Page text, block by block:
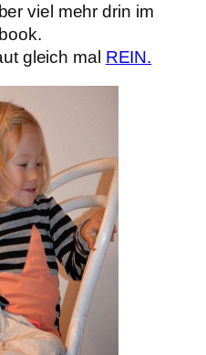
viel mehr drin im
gleich mal REIN.